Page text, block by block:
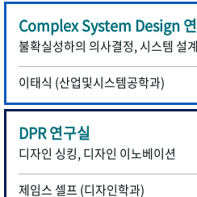
Complex System Design
불확실성하의 의사결정, 시스템 설
이태식 (산업및시스템공학과)
DPR 연구실
디자인 싱킹, 디자인 이노베이션
제임스 셀프 (디자인학과)